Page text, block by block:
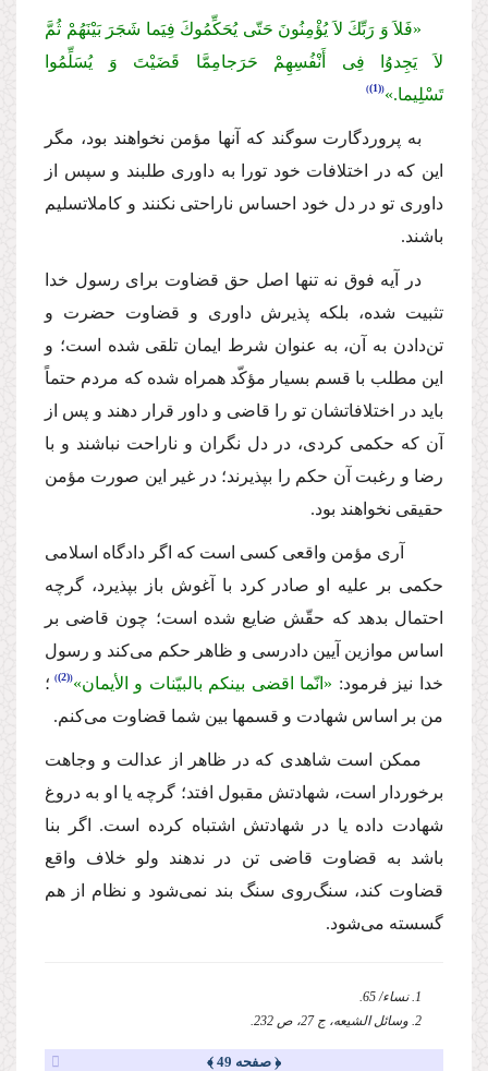
«فَلاَ وَ رَبِّكَ لاَ یُؤْمِنُونَ حَتّى یُحَكِّمُوكَ فِیَما شَجَرَ بَیْنَهُمْ ثُمَّ
لاَ یَجِدوُا فِى أَنْفُسِهِمْ حَرَجامِمَّا قَضَیْتَ وَ یُسَلِّمُوا
تَسْلِیما.» (1)
به پروردگارت سوگند كه آنها مؤمن نخواهند بود، مگر
این كه در اختلافات خود تورا به داورى طلبند و سپس از
داورى تو در دل خود احساس ناراحتى نكنند و كاملاتسلیم
باشند.
در آیه فوق نه تنها اصل حق قضاوت براى رسول خدا
تثبیت شده، بلكه پذیرش داورى و قضاوت حضرت و
تن‌دادن به آن، به عنوان شرط ایمان تلقى شده است؛ و
این مطلب با قسم بسیار مؤكّد همراه شده كه مردم حتماً
باید در اختلافاتشان تو را قاضى و داور قرار دهند و پس از
آن كه حكمى كردى، در دل نگران و ناراحت نباشند و با
رضا و رغبت آن حكم را بپذیرند؛ در غیر این صورت مؤمن
حقیقى نخواهند بود.
آرى مؤمن واقعى كسى است كه اگر دادگاه اسلامى
حكمى بر علیه او صادر كرد با آغوش باز بپذیرد، گرچه
احتمال بدهد كه حقّش ضایع شده است؛ چون قاضى بر
اساس موازین آیین دادرسى و ظاهر حكم مى‌كند و رسول
خدا نیز فرمود: «انّما اقضى بینكم بالبیّنات و الأیمان» (2)
؛
من بر اساس شهادت و قسمها بین شما قضاوت مى‌كنم.
ممكن است شاهدى كه در ظاهر از عدالت و وجاهت
برخوردار است، شهادتش مقبول افتد؛ گرچه یا او به دروغ
شهادت داده یا در شهادتش اشتباه كرده است. اگر بنا
باشد به قضاوت قاضى تن در ندهند ولو خلاف واقع
قضاوت كند، سنگ‌روى سنگ بند نمى‌شود و نظام از هم
گسسته مى‌شود.
1. نساء/ 65.
2. وسائل الشیعه، ج 27، ص 232.
﴿ صفحه 49 ﴾